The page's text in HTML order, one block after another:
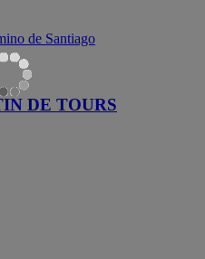
de Santiago
DE TOURS